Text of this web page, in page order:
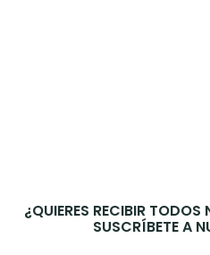
¿QUIERES RECIBIR
SUSCRÍBETE A